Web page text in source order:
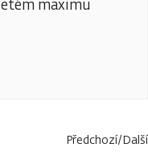
maximu
Předchozí/Další